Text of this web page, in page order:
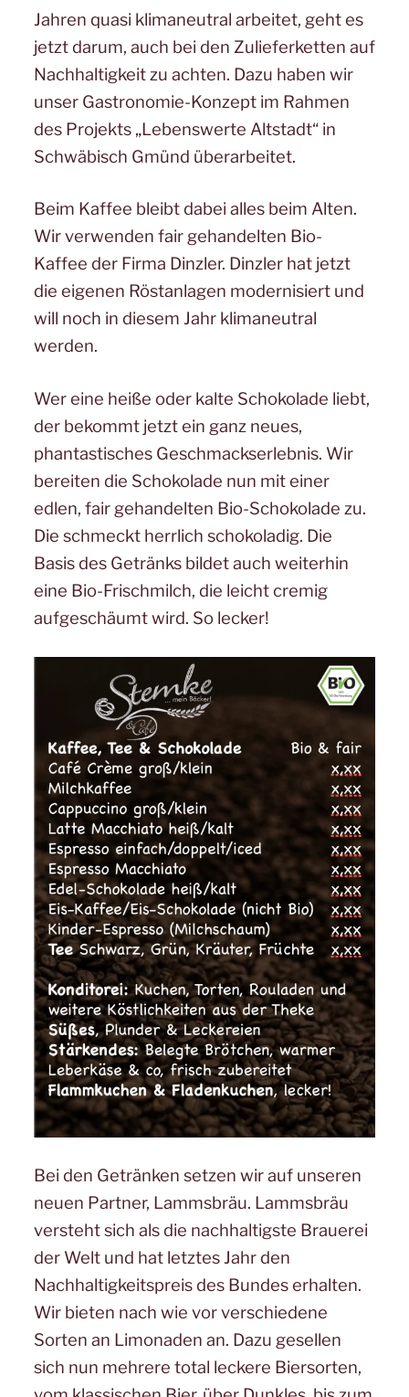
Jahren quasi klimaneutral arbeitet, geht es
jetzt darum, auch bei den Zulieferketten auf
Nachhaltigkeit zu achten. Dazu haben wir
unser Gastronomie-Konzept im Rahmen
des Projekts „Lebenswerte Altstadt“ in
Schwäbisch Gmünd überarbeitet.
Beim Kaffee bleibt dabei alles beim Alten.
Wir verwenden fair gehandelten Bio-
Kaffee der Firma Dinzler. Dinzler hat jetzt
die eigenen Röstanlagen modernisiert und
will noch in diesem Jahr klimaneutral
werden.
Wer eine heiße oder kalte Schokolade liebt,
der bekommt jetzt ein ganz neues,
phantastisches Geschmackserlebnis. Wir
bereiten die Schokolade nun mit einer
edlen, fair gehandelten Bio-Schokolade zu.
Die schmeckt herrlich schokoladig. Die
Basis des Getränks bildet auch weiterhin
eine Bio-Frischmilch, die leicht cremig
aufgeschäumt wird. So lecker!
Bei den Getränken setzen wir auf unseren
neuen Partner, Lammsbräu. Lammsbräu
versteht sich als die nachhaltigste Brauerei
der Welt und hat letztes Jahr den
Nachhaltigkeitspreis des Bundes erhalten.
Wir bieten nach wie vor verschiedene
Sorten an Limonaden an. Dazu gesellen
sich nun mehrere total leckere Biersorten,